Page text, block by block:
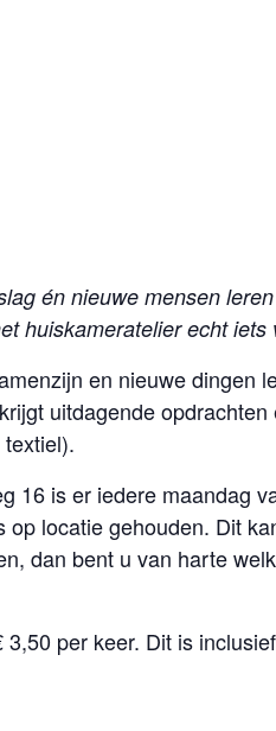
én nieuwe mensen
huiskameratelier echt iets
en nieuwe dingen
uitdagende
16 is er iedere maandag
locatie gehouden. Dit
dan bent u van harte
per keer. Dit is